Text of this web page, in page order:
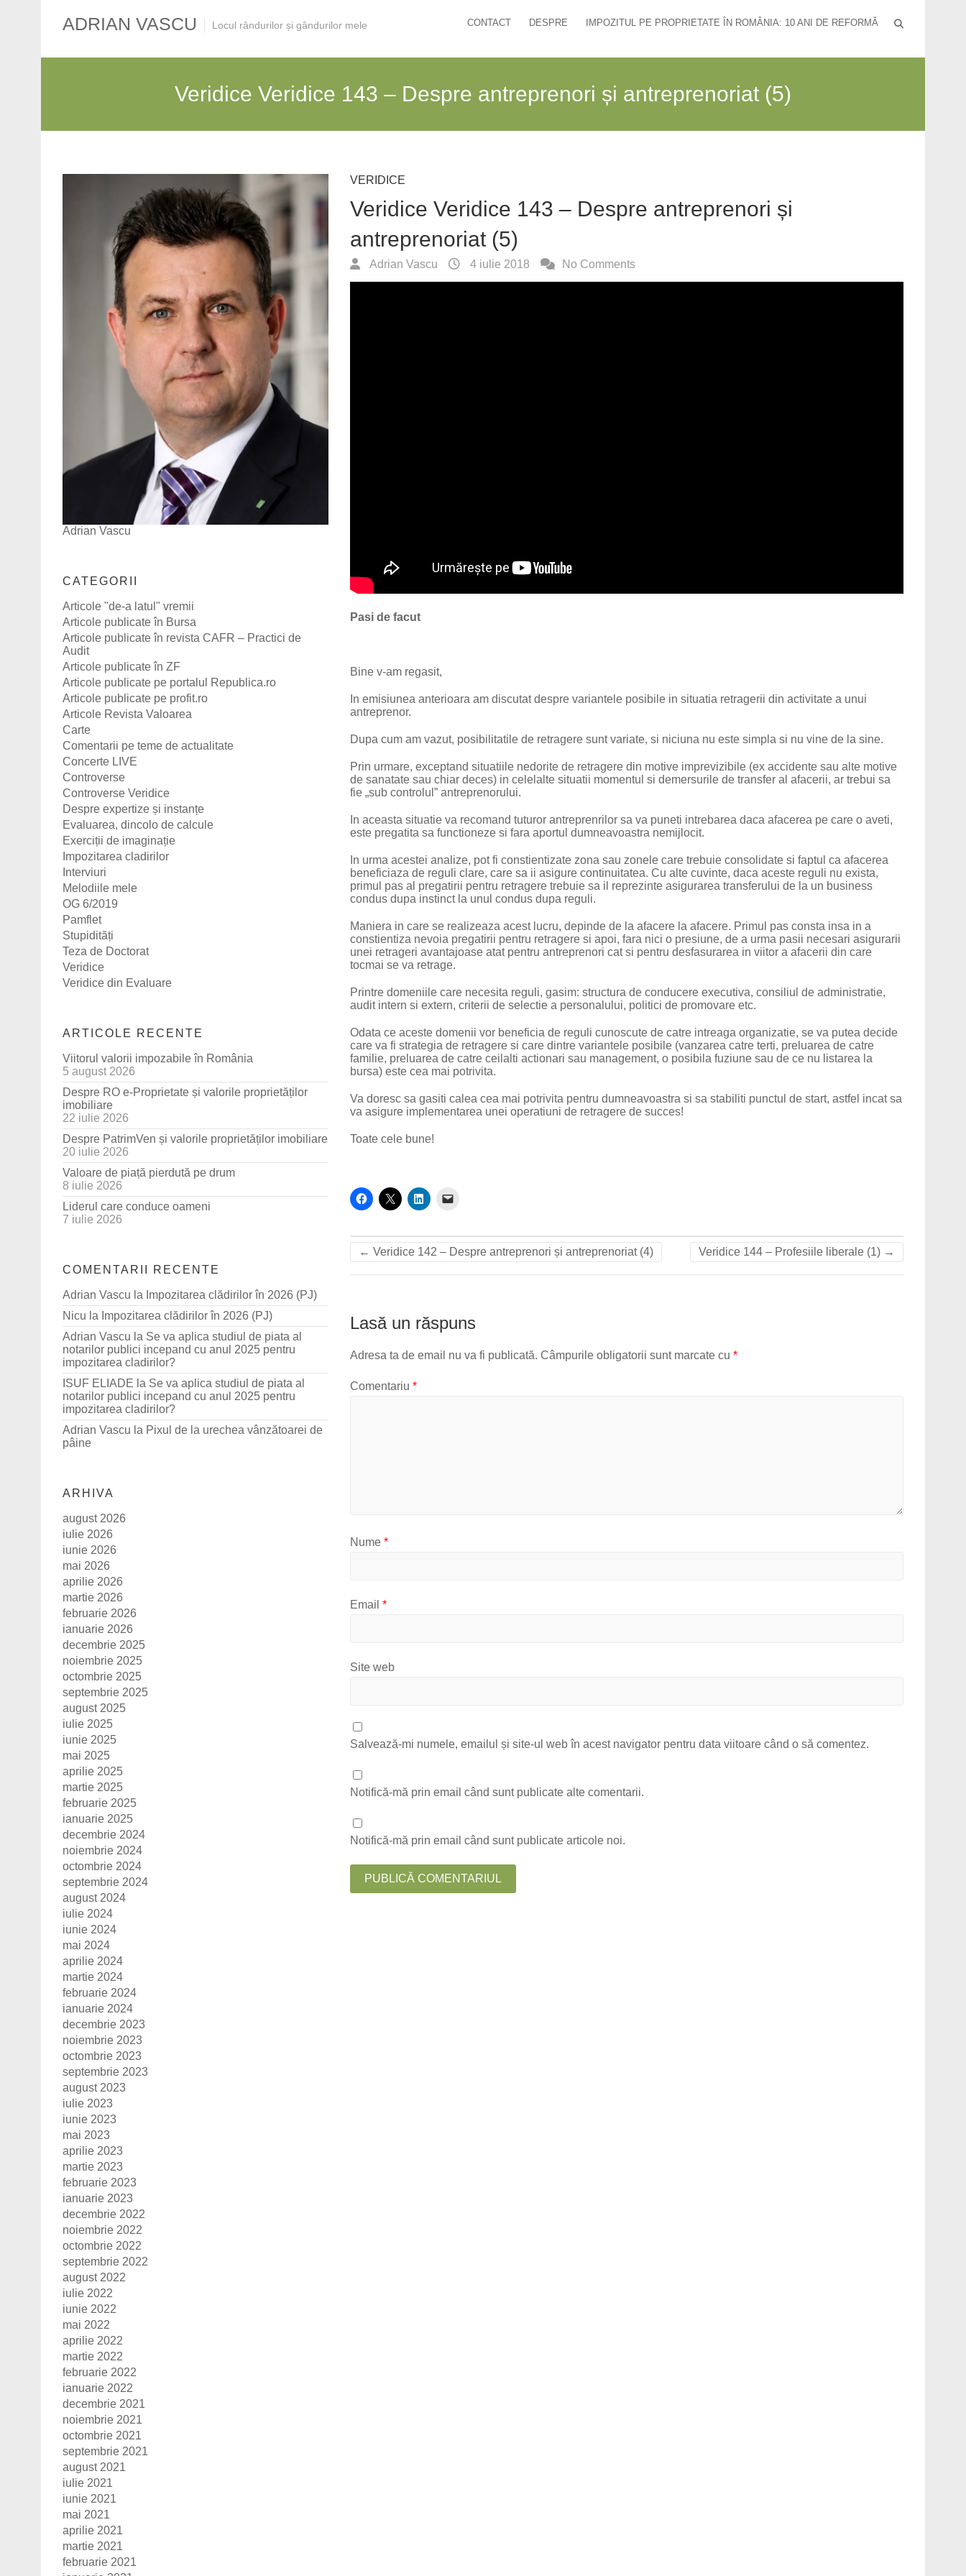
ADRIAN VASCU Locul rândurilor și gândurilor mele CONTACT DESPRE IMPOZITUL PE PROPRIETATE ÎN ROMÂNIA: 10 ANI DE REFORMĂ
Veridice Veridice 143 – Despre antreprenori și antreprenoriat (5)
VERIDICE
Veridice Veridice 143 – Despre antreprenori și
antreprenoriat (5)
Adrian Vascu 4 iulie 2018 No Comments
Pasi de facut
Bine v-am regasit,
In emisiunea anterioara am discutat despre variantele posibile in situatia retragerii din activitate a unui
antreprenor.
Dupa cum am vazut, posibilitatile de retragere sunt variate, si niciuna nu este simpla si nu vine de la sine.
Prin urmare, exceptand situatiile nedorite de retragere din motive imprevizibile (ex accidente sau alte motive
de sanatate sau chiar deces) in celelalte situatii momentul si demersurile de transfer al afacerii, ar trebui sa
fie „sub controlul” antreprenorului.
In aceasta situatie va recomand tuturor antreprenrilor sa va puneti intrebarea daca afacerea pe care o aveti,
este pregatita sa functioneze si fara aportul dumneavoastra nemijlocit.
In urma acestei analize, pot fi constientizate zona sau zonele care trebuie consolidate si faptul ca afacerea
beneficiaza de reguli clare, care sa ii asigure continuitatea. Cu alte cuvinte, daca aceste reguli nu exista,
primul pas al pregatirii pentru retragere trebuie sa il reprezinte asigurarea transferului de la un business
condus dupa instinct la unul condus dupa reguli.
Maniera in care se realizeaza acest lucru, depinde de la afacere la afacere. Primul pas consta insa in a
constientiza nevoia pregatirii pentru retragere si apoi, fara nici o presiune, de a urma pasii necesari asigurarii
unei retrageri avantajoase atat pentru antreprenori cat si pentru desfasurarea in viitor a afacerii din care
tocmai se va retrage.
Printre domeniile care necesita reguli, gasim: structura de conducere executiva, consiliul de administratie,
audit intern si extern, criterii de selectie a personalului, politici de promovare etc.
Odata ce aceste domenii vor beneficia de reguli cunoscute de catre intreaga organizatie, se va putea decide
care va fi strategia de retragere si care dintre variantele posibile (vanzarea catre terti, preluarea de catre
familie, preluarea de catre ceilalti actionari sau management, o posibila fuziune sau de ce nu listarea la
bursa) este cea mai potrivita.
Va doresc sa gasiti calea cea mai potrivita pentru dumneavoastra si sa stabiliti punctul de start, astfel incat sa
va asigure implementarea unei operatiuni de retragere de succes!
Toate cele bune!
← Veridice 142 – Despre antreprenori și antreprenoriat (4) Veridice 144 – Profesiile liberale (1) →
Lasă un răspuns
Adresa ta de email nu va fi publicată. Câmpurile obligatorii sunt marcate cu*
Comentariu*
Nume*
Email*
Site web
Salvează-mi numele, emailul și site-ul web în acest navigator pentru data viitoare când o să comentez.
Notifică-mă prin email când sunt publicate alte comentarii.
Notifică-mă prin email când sunt publicate articole noi.
Adrian Vascu
CATEGORII
Articole "de-a latul" vremii
Articole publicate în Bursa
Articole publicate în revista CAFR – Practici de
Audit
Articole publicate în ZF
Articole publicate pe portalul Republica.ro
Articole publicate pe profit.ro
Articole Revista Valoarea
Carte
Comentarii pe teme de actualitate
Concerte LIVE
Controverse
Controverse Veridice
Despre expertize și instanțe
Evaluarea, dincolo de calcule
Exerciții de imaginație
Impozitarea cladirilor
Interviuri
Melodiile mele
OG 6/2019
Pamflet
Stupidități
Teza de Doctorat
Veridice
Veridice din Evaluare
ARTICOLE RECENTE
Viitorul valorii impozabile în România
5 august 2026
Despre RO e-Proprietate și valorile proprietăților
imobiliare
22 iulie 2026
Despre PatrimVen și valorile proprietăților imobiliare
20 iulie 2026
Valoare de piață pierdută pe drum
8 iulie 2026
Liderul care conduce oameni
7 iulie 2026
COMENTARII RECENTE
Adrian Vascu la Impozitarea clădirilor în 2026 (PJ)
Nicu la Impozitarea clădirilor în 2026 (PJ)
Adrian Vascu la Se va aplica studiul de piata al
notarilor publici incepand cu anul 2025 pentru
impozitarea cladirilor?
ISUF ELIADE la Se va aplica studiul de piata al
notarilor publici incepand cu anul 2025 pentru
impozitarea cladirilor?
Adrian Vascu la Pixul de la urechea vânzătoarei de
pâine
ARHIVA
august 2026
iulie 2026
iunie 2026
mai 2026
aprilie 2026
martie 2026
februarie 2026
ianuarie 2026
decembrie 2025
noiembrie 2025
octombrie 2025
septembrie 2025
august 2025
iulie 2025
iunie 2025
mai 2025
aprilie 2025
martie 2025
februarie 2025
ianuarie 2025
decembrie 2024
noiembrie 2024
octombrie 2024
septembrie 2024
august 2024
iulie 2024
iunie 2024
mai 2024
aprilie 2024
martie 2024
februarie 2024
ianuarie 2024
decembrie 2023
noiembrie 2023
octombrie 2023
septembrie 2023
august 2023
iulie 2023
iunie 2023
mai 2023
aprilie 2023
martie 2023
februarie 2023
ianuarie 2023
decembrie 2022
noiembrie 2022
octombrie 2022
septembrie 2022
august 2022
iulie 2022
iunie 2022
mai 2022
aprilie 2022
martie 2022
februarie 2022
ianuarie 2022
decembrie 2021
noiembrie 2021
octombrie 2021
septembrie 2021
august 2021
iulie 2021
iunie 2021
mai 2021
aprilie 2021
martie 2021
februarie 2021